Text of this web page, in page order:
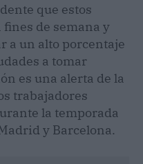
que estos
de semana y
a un alto porcentaje
a tomar
es una alerta de la
trabajadores
la temporada
y Barcelona.